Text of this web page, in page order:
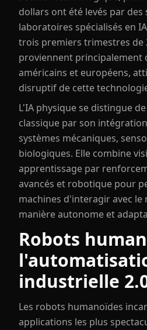
dollars ont été levés par
laboratoires spécialisés en
trois premiers trimestres de
proviennent principalement
américains et européens,
disruptif de cette
L'IA physique se distingue
classique par son
systèmes mécaniques,
biologiques. Elle combine
apprentissage par
avancés et robotique pour
machines d'interagir avec le
manière autonome et
Robots
industrielle
Les robots humanoïdes
applications les plus